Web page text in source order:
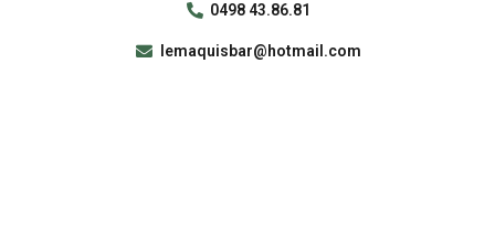
0498 43.86.81
lemaquisbar@hotmail.com